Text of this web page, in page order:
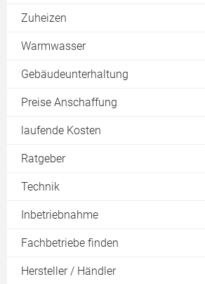
Alternativen
Nachtspeicherofen
Aufladesteuerung
Fußleistenheizung
Zuheizen
Schnellheizer
Radiator
Elektrokamin
Heizteppich
Warmwasser
Durchlauferhitzer
Kleindurchlauferhitzer
Gebäudeunterhaltung
Hallenheizung
Freiflächenheizung
Dachrinnenheizung
Preise Anschaffung
Flächenspeicher
Infrarotheizung
Nachtspeicherheizung
Dachrinnenheizung
Durchlauferhitzer
laufende Kosten
Varianten
Heizleistung (kW)
Ratgeber
Systeme
Speicherheizungen
Konvektion
Technik
Heizen mit Strom
Steuerung
Inbetriebnahme
Anschlußverordnung
Anschlußbedingungen
Fachbetriebe finden
Hersteller / Händler